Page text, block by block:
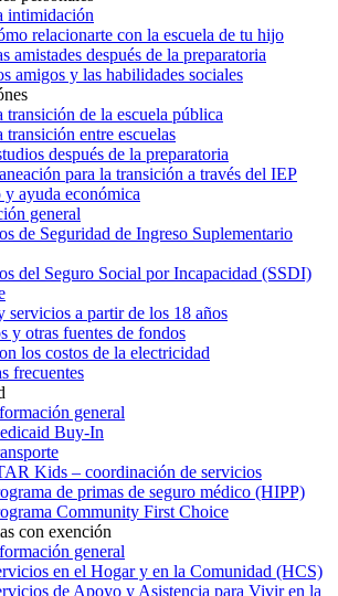
intimidación
relacionarte con la escuela de tu hijo
amistades después de la preparatoria
amigos y las habilidades sociales
transición de la escuela pública
transición entre escuelas
después de la preparatoria
para la transición a través del IEP
y ayuda económica
general
de Seguridad de Ingreso Suplementario
del Seguro Social por Incapacidad (SSDI)
servicios a partir de los 18 años
y otras fuentes de fondos
los costos de la electricidad
frecuentes
general
Buy-In
Kids – coordinación de servicios
de primas de seguro médico (HIPP)
Community First Choice
con exención
general
en el Hogar y en la Comunidad (HCS)
de Apoyo y Asistencia para Vivir en la